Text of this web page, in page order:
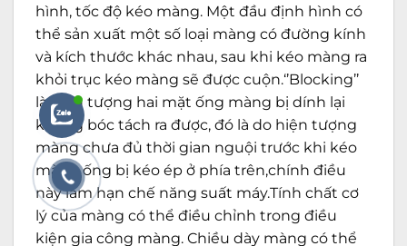
hình, tốc độ kéo màng. Một đầu định hình có
thể sản xuất một số loại màng có đường kính
và kích thước khác nhau, sau khi kéo màng ra
khỏi trục kéo màng sẽ được cuộn.‘’Blocking’’
là hiện tượng hai mặt ống màng bị dính lại
không bóc tách ra được, đó là do hiện tượng
màng chưa đủ thời gian nguội trước khi kéo
màng ống bị kéo ép ở phía trên,chính điều
này làm hạn chế năng suất máy.Tính chất cơ
lý của màng có thể điều chỉnh trong điều
kiện gia công màng. Chiều dày màng có thể